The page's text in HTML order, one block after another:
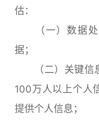
估：
（一）数据处
据；
（二）关键信
100万人以上个人
提供个人信息；